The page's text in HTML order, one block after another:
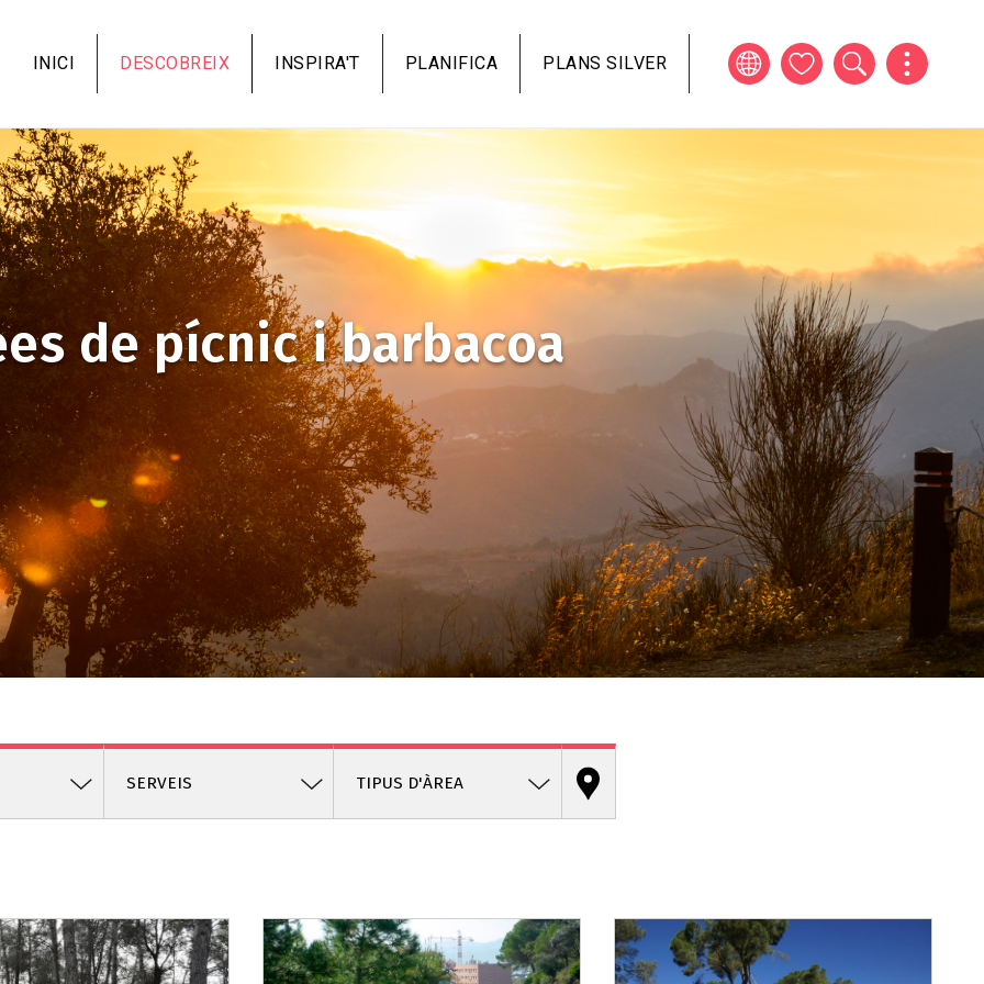
al
contingut
INICI DESCOBREIX INSPIRA'T PLANIFICA PLANS SILVER
de pícnic i barbacoa